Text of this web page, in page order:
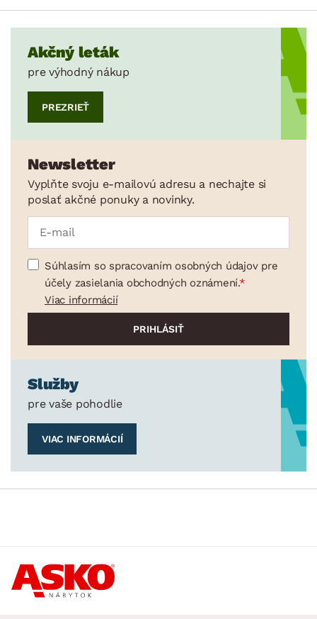
Akčný leták
pre výhodný nákup
PREZRIEŤ
Newsletter
Vyplňte svoju e-mailovú adresu a nechajte si
poslať akčné ponuky a novinky.
Súhlasím so spracovaním osobných údajov pre
účely zasielania obchodných oznámení.
Viac informácií
Služby
pre vaše pohodlie
VIAC INFORMÁCIÍ